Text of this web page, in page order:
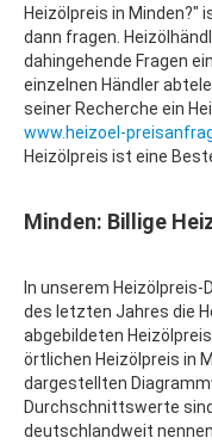
Heizölpreis in Minden?"
dann fragen.
dahingehende Fragen
einzelnen Händler
seiner Recherche ein
www.heizoel-
Heizölpreis ist eine
Minden: Billige
In unserem Heizölpreis-
des letzten Jahres die
abgebildeten
örtlichen Heizölpreis in
dargestellten
Durchschnittswerte
deutschlandweit